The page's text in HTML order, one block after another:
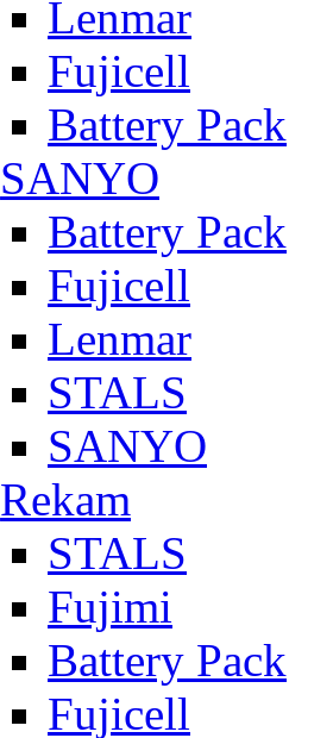
Lenmar
Fujicell
Battery Pack
SANYO
Battery Pack
Fujicell
Lenmar
STALS
SANYO
Rekam
STALS
Fujimi
Battery Pack
Fujicell